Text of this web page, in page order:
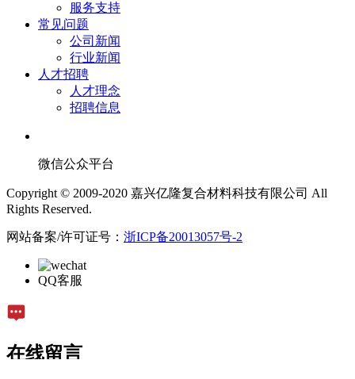
服务支持
常见问题
公司新闻
行业新闻
人才招聘
人才理念
招聘信息
微信公众平台
Copyright © 2009-2020 嘉兴亿隆复合材料科技有限公司 All
Rights Reserved.
网站备案/许可证号： 浙ICP备20013057号-2
QQ客服
在线留言